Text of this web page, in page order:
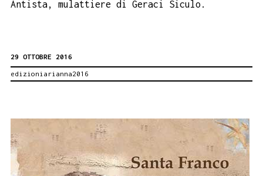
Antista, mulattiere di Geraci Siculo.
29 OTTOBRE 2016
edizioniarianna2016